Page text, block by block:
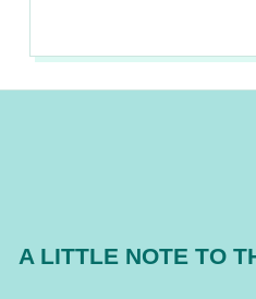
A LITTLE NOTE TO